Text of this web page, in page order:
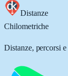
Distanze
Chilometriche
Distanze, percorsi